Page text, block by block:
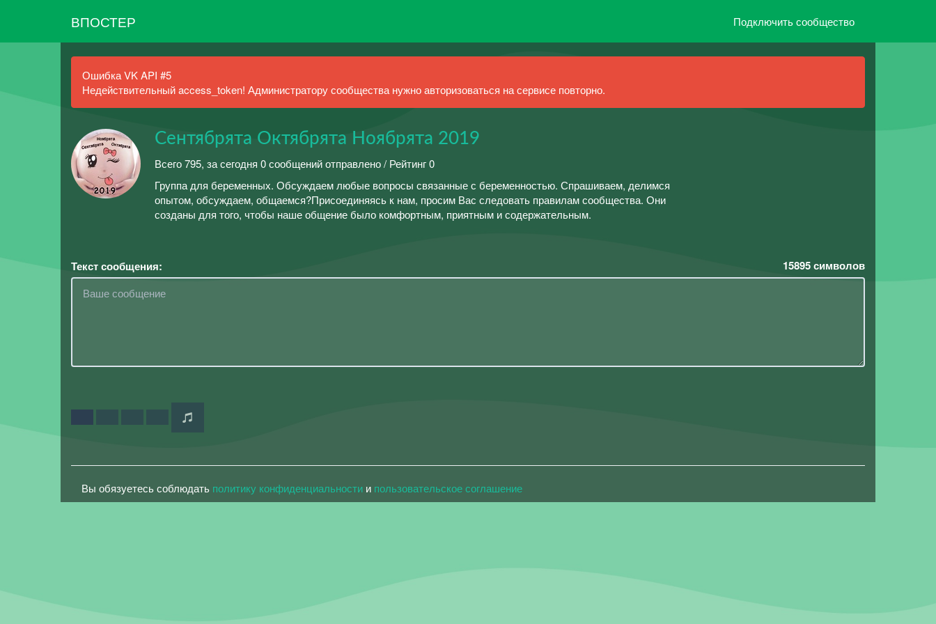
ВПОСТЕР Подключить сообщество
Ошибка VK API #5
Недействительный access_token! Администратору сообщества нужно авторизоваться на сервисе повторно.
Сентябрята Октябрята Ноябрята 2019
Всего 795, за сегодня 0 сообщений отправлено / Рейтинг 0
Группа для беременных. Обсуждаем любые вопросы связанные с беременностью. Спрашиваем, делимся
опытом, обсуждаем, общаемся?Присоединяясь к нам, просим Вас следовать правилам сообщества. Они
созданы для того, чтобы наше общение было комфортным, приятным и содержательным.
Текст сообщения: 15895символов
Вы обязуетесь соблюдать политику конфиденциальности и пользовательское соглашение